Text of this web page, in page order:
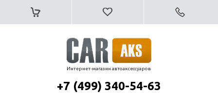
Интернет-магазин автоаксессуаров
+7 (499) 340-54-63